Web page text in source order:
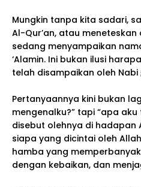
Mungkin tanpa kita sadari,
Al-Qur’an, atau
sedang menyampaikan
‘Alamin. Ini bukan ilusi
Pertanyaannya kini bukan
mengenalku?” tapi “apa
disebut olehnya di hadapan
siapa yang dicintai oleh
hamba yang
dengan kebaikan, dan